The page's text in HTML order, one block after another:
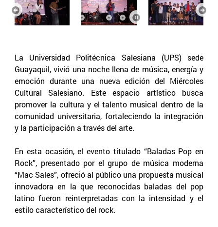
Anterior
La Universidad Politécnica Salesiana (UPS) sede
Guayaquil, vivió una noche llena de música, energía y
emoción durante una nueva edición del Miércoles
Cultural Salesiano. Este espacio artístico busca
promover la cultura y el talento musical dentro de la
comunidad universitaria, fortaleciendo la integración
y la participación a través del arte.
En esta ocasión, el evento titulado “Baladas Pop en
Rock”, presentado por el grupo de música moderna
“Mac Sales”, ofreció al público una propuesta musical
innovadora en la que reconocidas baladas del pop
latino fueron reinterpretadas con la intensidad y el
estilo característico del rock.